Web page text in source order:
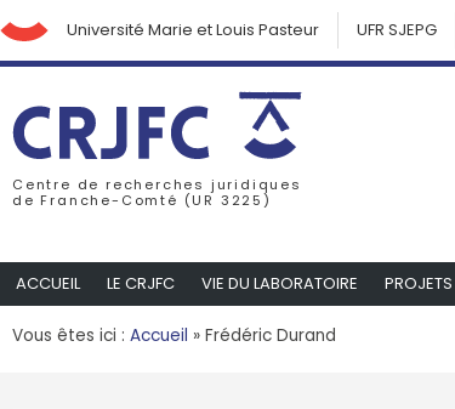
Université Marie et Louis Pasteur UFR SJEPG
Centre de recherches juridiques
de Franche-Comté (UR 3225)
ACCUEIL LE CRJFC VIE DU LABORATOIRE PROJETS
Vous êtes ici : Accueil » Frédéric Durand